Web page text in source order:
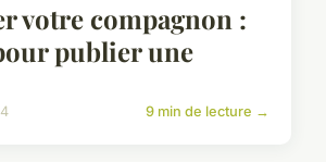
votre compagnon :
publier une
9 min de lecture →